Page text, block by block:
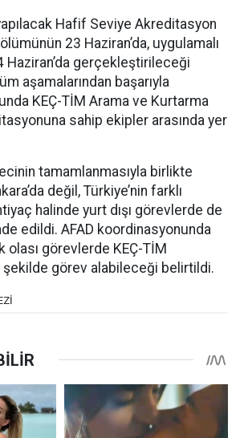
Hafif Seviye Akreditasyon
23 Haziran’da, uygulamalı
Haziran’da gerçekleştirileceği
aşamalarından başarıyla
KEÇ-TİM Arama ve Kurtarma
sahip ekipler arasında yer
tamamlanmasıyla birlikte
değil, Türkiye’nin farklı
halinde yurt dışı görevlerde de
edildi. AFAD koordinasyonunda
görevlerde KEÇ-TİM
görev alabileceği belirtildi.